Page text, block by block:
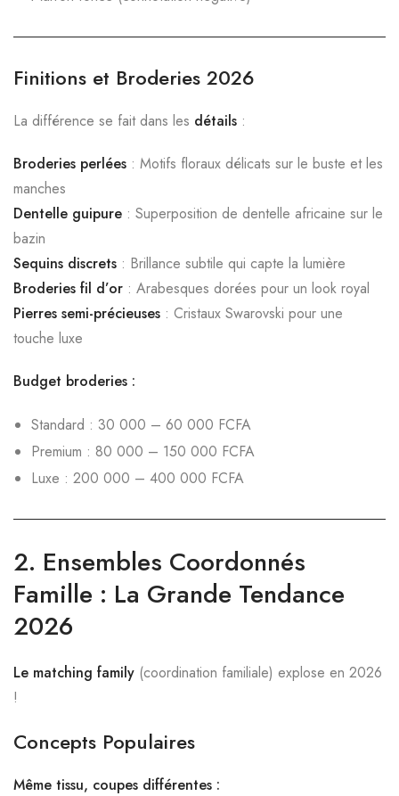
Finitions et Broderies 2026
La différence se fait dans les détails :
Broderies perlées : Motifs floraux délicats sur le buste et les
manches
Dentelle guipure : Superposition de dentelle africaine sur le
bazin
Sequins discrets : Brillance subtile qui capte la lumière
Broderies fil d’or : Arabesques dorées pour un look royal
Pierres semi-précieuses : Cristaux Swarovski pour une
touche luxe
Budget broderies :
Standard : 30 000 – 60 000 FCFA
Premium : 80 000 – 150 000 FCFA
Luxe : 200 000 – 400 000 FCFA
2. Ensembles Coordonnés
Famille : La Grande Tendance
2026
Le matching family (coordination familiale) explose en 2026
!
Concepts Populaires
Même tissu, coupes différentes :